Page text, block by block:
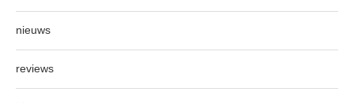
nieuws
reviews